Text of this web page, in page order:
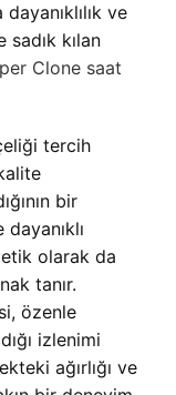
ve
sadık kılan
Clone saat
tercih
bir
olarak da
tanır.
özenle
izlenimi
ağırlığı ve